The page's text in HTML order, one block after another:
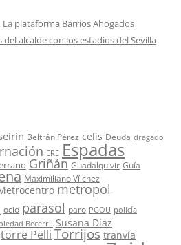
La plataforma Barrios Ahogados
alcalde con los estadios del Sevilla
Beltrán Pérez celis Deuda dragado
ERE Espadas
Griñán Guadalquivir Guía
Maximiliano Vílchez
metropol
ocio parasol paro PGOU policía
Becerril Susana Díaz
torre Pelli Torrijos tranvía